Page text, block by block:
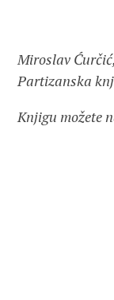
Miroslav
Partizanska
Knjigu možete